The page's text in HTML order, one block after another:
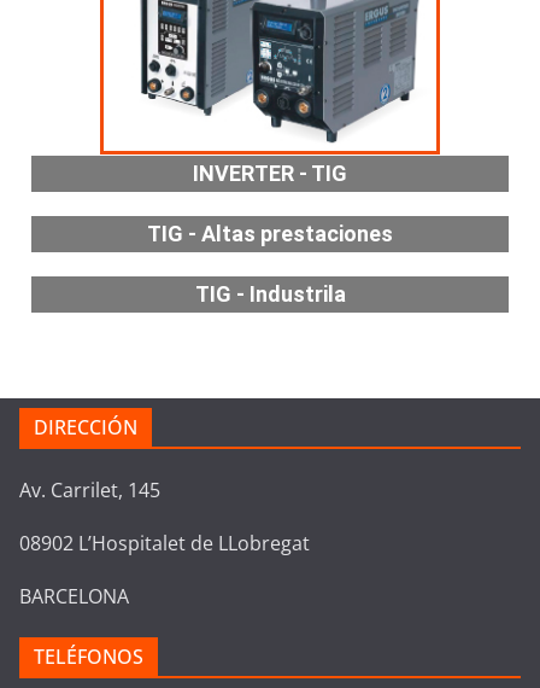
INVERTER - TIG
TIG - Altas prestaciones
TIG - Industrila
DIRECCIÓN
Av. Carrilet, 145
08902 L’Hospitalet de LLobregat
BARCELONA
TELÉFONOS